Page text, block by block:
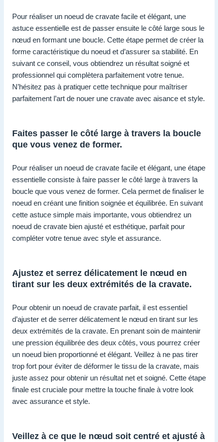
Pour réaliser un noeud de cravate facile et élégant, une
astuce essentielle est de passer ensuite le côté large sous le
nœud en formant une boucle. Cette étape permet de créer la
forme caractéristique du noeud et d’assurer sa stabilité. En
suivant ce conseil, vous obtiendrez un résultat soigné et
professionnel qui complètera parfaitement votre tenue.
N’hésitez pas à pratiquer cette technique pour maîtriser
parfaitement l’art de nouer une cravate avec aisance et style.
Faites passer le côté large à travers la boucle
que vous venez de former.
Pour réaliser un noeud de cravate facile et élégant, une étape
essentielle consiste à faire passer le côté large à travers la
boucle que vous venez de former. Cela permet de finaliser le
noeud en créant une finition soignée et équilibrée. En suivant
cette astuce simple mais importante, vous obtiendrez un
noeud de cravate bien ajusté et esthétique, parfait pour
compléter votre tenue avec style et assurance.
Ajustez et serrez délicatement le nœud en
tirant sur les deux extrémités de la cravate.
Pour obtenir un noeud de cravate parfait, il est essentiel
d’ajuster et de serrer délicatement le nœud en tirant sur les
deux extrémités de la cravate. En prenant soin de maintenir
une pression équilibrée des deux côtés, vous pourrez créer
un noeud bien proportionné et élégant. Veillez à ne pas tirer
trop fort pour éviter de déformer le tissu de la cravate, mais
juste assez pour obtenir un résultat net et soigné. Cette étape
finale est cruciale pour mettre la touche finale à votre look
avec assurance et style.
Veillez à ce que le nœud soit centré et ajusté à